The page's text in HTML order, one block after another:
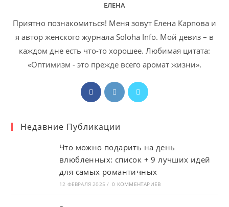
ЕЛЕНА
Приятно познакомиться! Меня зовут Елена Карпова и
я автор женского журнала Soloha Info. Мой девиз – в
каждом дне есть что-то хорошее. Любимая цитата:
«Оптимизм - это прежде всего аромат жизни».
Откроется
вкладке
ОткроетсяОткроется
Недавние Публикации
Что можно подарить на день
влюбленных: список + 9 лучших идей
для самых романтичных
12 ФЕВРАЛЯ 2025 / 0 КОММЕНТАРИЕВ